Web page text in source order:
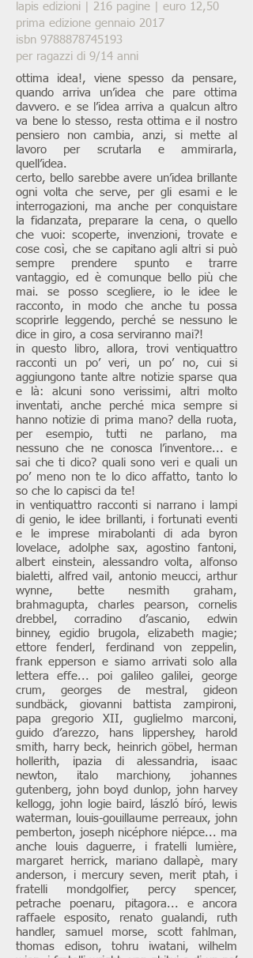
lapis edizioni | 216 pagine | euro 12,50
prima edizione gennaio 2017
isbn 9788878745193
per ragazzi di 9/14 anni
ottima idea!, viene spesso da pensare,
quando arriva un’idea che pare ottima
davvero. e se l’idea arriva a qualcun altro
va bene lo stesso, resta ottima e il nostro
pensiero non cambia, anzi, si mette al
lavoro per scrutarla e ammirarla,
quell’idea.
certo, bello sarebbe avere un’idea brillante
ogni volta che serve, per gli esami e le
interrogazioni, ma anche per conquistare
la fidanzata, preparare la cena, o quello
che vuoi: scoperte, invenzioni, trovate e
cose così, che se capitano agli altri si può
sempre prendere spunto e trarre
vantaggio, ed è comunque bello più che
mai. se posso scegliere, io le idee le
racconto, in modo che anche tu possa
scoprirle leggendo, perché se nessuno le
dice in giro, a cosa serviranno mai?!
in questo libro, allora, trovi ventiquattro
racconti un po’ veri, un po’ no, cui si
aggiungono tante altre notizie sparse qua
e là: alcuni sono verissimi, altri molto
inventati, anche perché mica sempre si
hanno notizie di prima mano? della ruota,
per esempio, tutti ne parlano, ma
nessuno che ne conosca l’inventore... e
sai che ti dico? quali sono veri e quali un
po’ meno non te lo dico affatto, tanto lo
so che lo capisci da te!
in ventiquattro racconti si narrano i lampi
di genio, le idee brillanti, i fortunati eventi
e le imprese mirabolanti di ada byron
lovelace, adolphe sax, agostino fantoni,
albert einstein, alessandro volta, alfonso
bialetti, alfred vail, antonio meucci, arthur
wynne, bette nesmith graham,
brahmagupta, charles pearson, cornelis
drebbel, corradino d’ascanio, edwin
binney, egidio brugola, elizabeth magie;
ettore fenderl, ferdinand von zeppelin,
frank epperson e siamo arrivati solo alla
lettera effe... poi galileo galilei, george
crum, georges de mestral, gideon
sundbäck, giovanni battista zampironi,
papa gregorio XII, guglielmo marconi,
guido d’arezzo, hans lippershey, harold
smith, harry beck, heinrich göbel, herman
hollerith, ipazia di alessandria, isaac
newton, italo marchiony, johannes
gutenberg, john boyd dunlop, john harvey
kellogg, john logie baird, lászló bíró, lewis
waterman, louis-gouillaume perreaux, john
pemberton, joseph nicéphore niépce... ma
anche louis daguerre, i fratelli lumière,
margaret herrick, mariano dallapè, mary
anderson, i mercury seven, merit ptah, i
fratelli mondgolfier, percy spencer,
petrache poenaru, pitagora... e ancora
raffaele esposito, renato gualandi, ruth
handler, samuel morse, scott fahlman,
thomas edison, tohru iwatani, wilhelm